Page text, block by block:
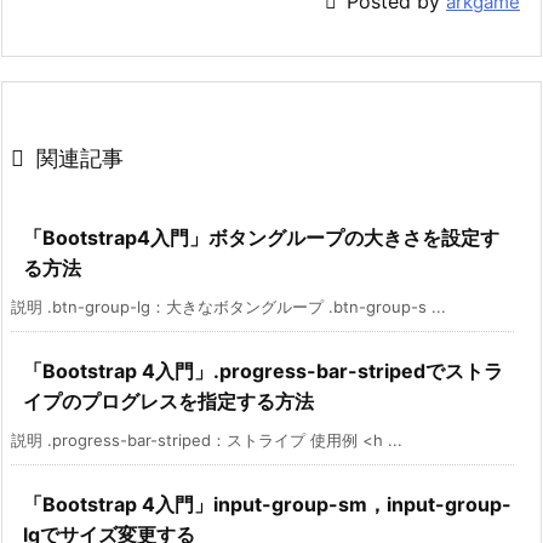
 関連記事
「Bootstrap4入門」ボタングループの大きさを設定す
る方法
説明 .btn-group-lg：大きなボタングループ .btn-group-s ...
「Bootstrap 4入門」.progress-bar-stripedでストラ
イプのプログレスを指定する方法
説明 .progress-bar-striped：ストライプ 使用例 <h ...
「Bootstrap 4入門」input-group-sm，input-group-
lgでサイズ変更する